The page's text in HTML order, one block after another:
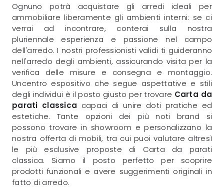
Ognuno potrà acquistare gli arredi ideali per
ammobiliare liberamente gli ambienti interni: se ci
verrai ad incontrare, conterai sulla nostra
pluriennale esperienza e passione nel campo
dell'arredo. I nostri professionisti validi ti guideranno
nell'arredo degli ambienti, assicurando visita per la
verifica delle misure e consegna e montaggio.
Uncentro espositivo che segue aspettative e stili
degli individui è il posto giusto per trovare Carta da
parati classica capaci di unire doti pratiche ed
estetiche. Tante opzioni dei più noti brand si
possono trovare in showroom e personalizzano la
nostra offerta di mobili, tra cui puoi valutare altresì
le più esclusive proposte di Carta da parati
classica. Siamo il posto perfetto per scoprire
prodotti funzionali e avere suggerimenti originali in
fatto di arredo.